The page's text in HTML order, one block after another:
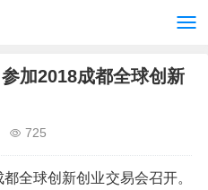
加2018成都全球创新
725
全球创新创业交易会召开。